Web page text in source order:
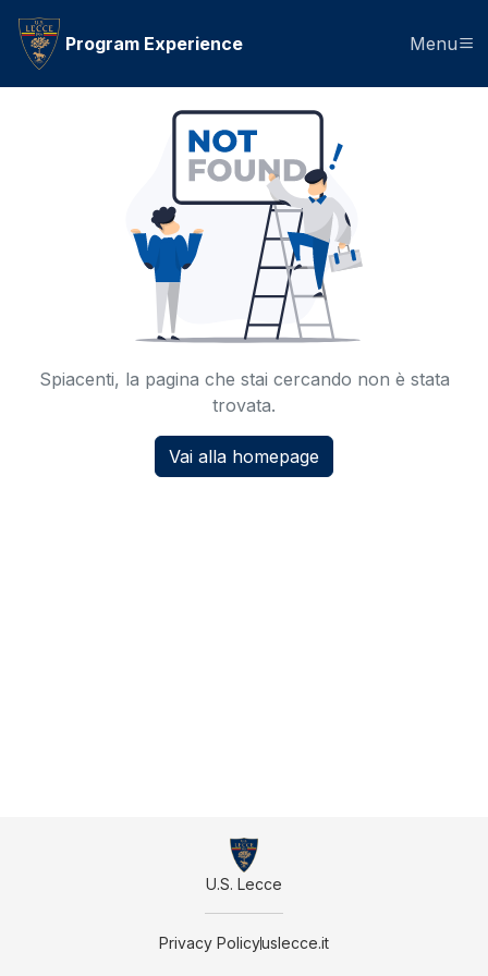
Program Experience Menu
Spiacenti, la pagina che stai cercando non è stata
trovata.
Vai alla homepage
U.S. Lecce
Privacy Policyuslecce.it